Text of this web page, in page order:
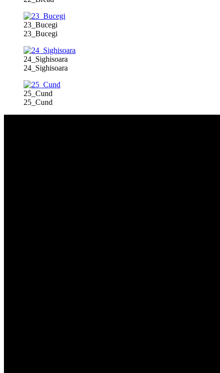
23_Bucegi
23_Bucegi
24_Sighisoara
24_Sighisoara
25_Cund
25_Cund